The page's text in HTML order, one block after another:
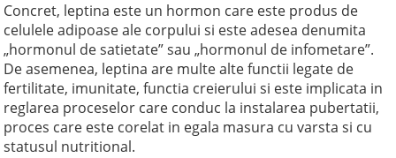
Concret, leptina este un hormon care este produs de
celulele adipoase ale corpului si este adesea denumita
„hormonul de satietate” sau „hormonul de infometare”.
De asemenea, leptina are multe alte functii legate de
fertilitate, imunitate, functia creierului si este implicata in
reglarea proceselor care conduc la instalarea pubertatii,
proces care este corelat in egala masura cu varsta si cu
statusul nutritional.